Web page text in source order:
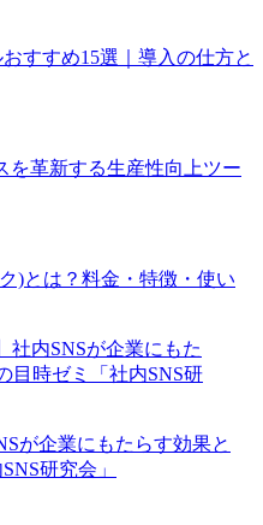
すすめ15選｜導入の仕方と
を革新する生産性向上ツー
)とは？料金・特徴・使い
が企業にもたらす効果と
研究会」